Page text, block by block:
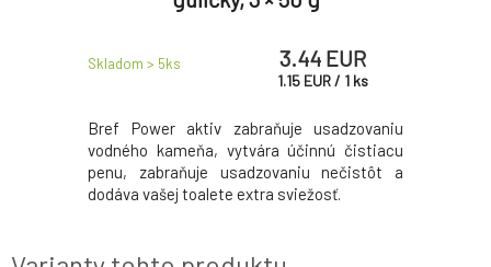
Skladom > 5ks 3.44 EUR
1.15 EUR/ 1 ks
Bref Power aktiv zabraňuje usadzovaniu
vodného kameňa, vytvára účinnú čistiacu
penu, zabraňuje usadzovaniu nečistôt a
dodáva vašej toalete extra sviežosť.